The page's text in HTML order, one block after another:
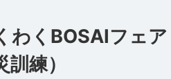
わくBOSAIフェ
練）